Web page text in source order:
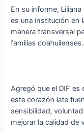
En su informe,
es una institución en
manera transversal
familias coahuilenses.
Agregó que el DIF es
este corazón late
sensibilidad,
mejorar la calidad de